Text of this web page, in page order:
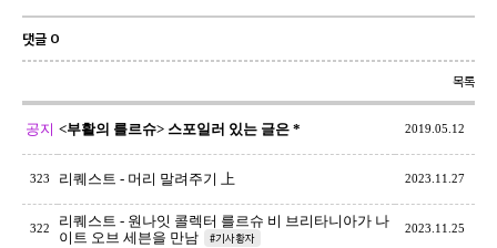
댓글 0
목록
공지 <부활의 를르슈> 스포일러 있는 글은 * 2019.05.12
323 리퀘스트 - 머리 말려주기 上 2023.11.27
322
리퀘스트 - 원나잇 콜렉터 를르슈 비 브리타니아가 나
이트 오브 세븐을 만남
#기사황자
2023.11.25